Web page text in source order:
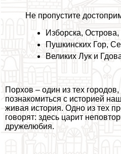
Не пропустите
Изборска, Острова,
Пушкинских Гор,
Великих Лук и
Порхов – один из тех
познакомиться с историей
живая история. Одно из тех
говорят: здесь царит
дружелюбия.